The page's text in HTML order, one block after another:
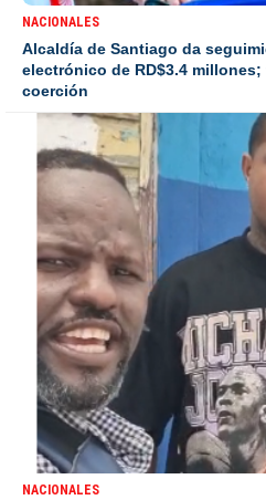
NACIONALES
Alcaldía de Santiago da
electrónico de RD$3.4
coerción
NACIONALES